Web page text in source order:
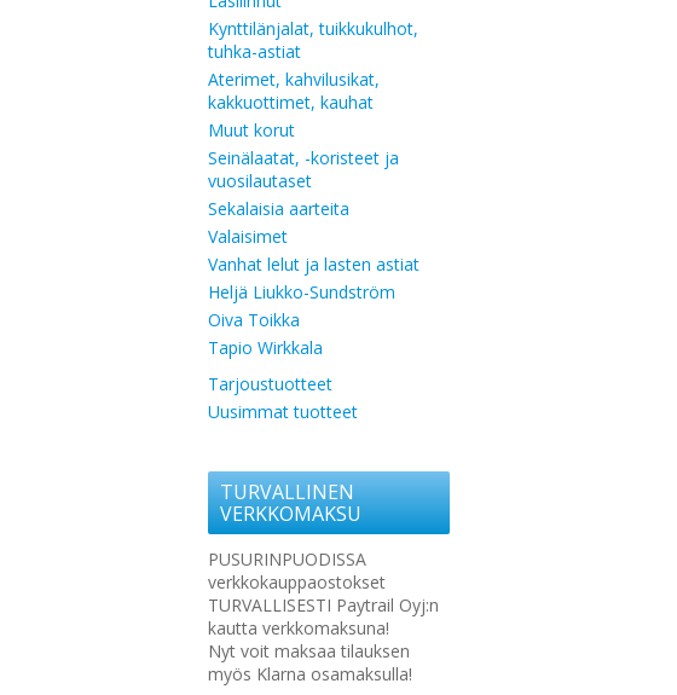
Kynttilänjalat, tuikkukulhot,
tuhka-astiat
Aterimet, kahvilusikat,
kakkuottimet, kauhat
Muut korut
Seinälaatat, -koristeet ja
vuosilautaset
Sekalaisia aarteita
Valaisimet
Vanhat lelut ja lasten astiat
Heljä Liukko-Sundström
Oiva Toikka
Tapio Wirkkala
Tarjoustuotteet
Uusimmat tuotteet
TURVALLINEN
VERKKOMAKSU
PUSURINPUODISSA
verkkokauppaostokset
TURVALLISESTI Paytrail Oyj:n
kautta verkkomaksuna!
Nyt voit maksaa tilauksen
myös Klarna osamaksulla!